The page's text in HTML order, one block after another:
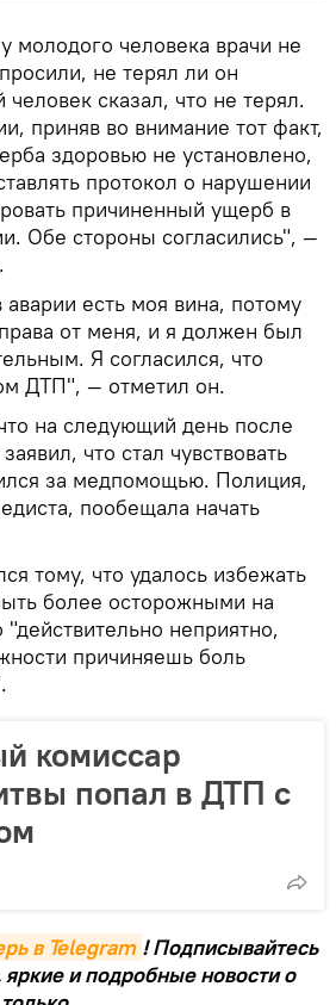
молодого человека врачи не
не терял ли он
сказал, что не терял.
приняв во внимание тот факт,
здоровью не установлено,
протокол о нарушении
причиненный ущерб в
Обе стороны согласились", —
есть моя вина, потому
от меня, и я должен был
Я согласился, что
ДТП", — отметил он.
на следующий день после
что стал чувствовать
за медпомощью. Полиция,
пообещала начать
тому, что удалось избежать
более осторожными на
неприятно,
причиняешь боль
комиссар
попал в ДТП с
в Telegram ! Подписывайтесь
и подробные новости о